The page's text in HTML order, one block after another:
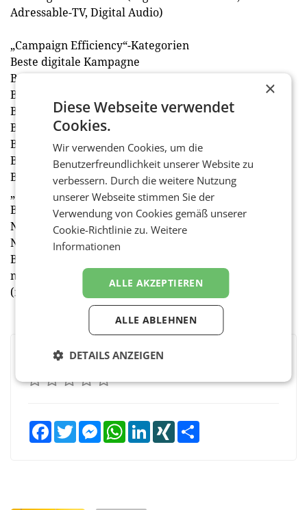
Adressable-TV, Digital Audio)
„Campaign Efficiency“-Kategorien
Beste digitale Kampagne
Beste ROI-Performance-Kampagne
Beste Data-Driven-Kampagne
Beste Online-to-Offline-Kampagne
Beste internationale Kampagne
Beste Social-Media-Strategie
Beste B2B-Kampagne
Beste Corporate-Responsibility-Kampagne
„Special“-Kategorien
Beste Tech- und Innovation-Kampagne
Nachwuchstalent Media
Nachwuchstalent Kreation
Best in Show: Platin-Award (keine Einreichung
möglich).
(red)
BEWERTEN SIE DIESEN ARTIKEL
FacebookTwitter MessengerWhatsAppLinkedInXING
×
Diese Webseite verwendet
Cookies.
Wir verwenden Cookies, um die
Benutzerfreundlichkeit unserer Website zu
verbessern. Durch die weitere Nutzung
unserer Webseite stimmen Sie der
Verwendung von Cookies gemäß unserer
Cookie-Richtlinie zu.Weitere
Informationen
ALLE AKZEPTIEREN
ALLE ABLEHNEN
DETAILS ANZEIGEN